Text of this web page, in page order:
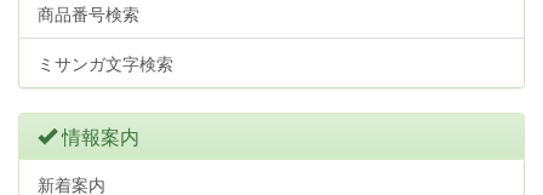
商品番号検索
ミサンガ文字検索
情報案内
新着案内